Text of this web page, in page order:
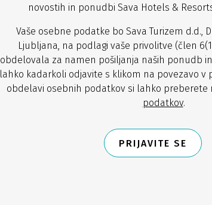
novostih in ponudbi Sava Hotels &
Vaše osebne podatke bo Sava Turizem d.d.,
Ljubljana, na podlagi vaše privolitve (člen
obdelovala za namen pošiljanja naših ponudb
lahko kadarkoli odjavite s klikom na povezavo v
obdelavi osebnih podatkov si lahko preberete
podatkov.
PRIJAVITE SE